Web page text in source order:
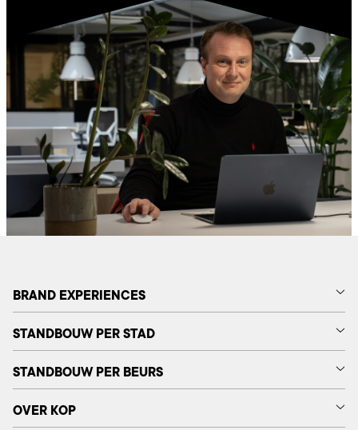
BRAND EXPERIENCES
STANDBOUW PER STAD
STANDBOUW PER BEURS
OVER KOP